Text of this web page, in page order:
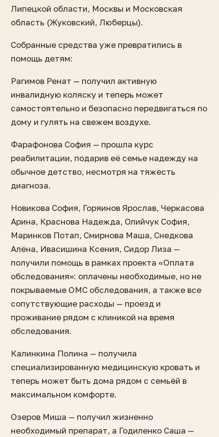
Липецкой области, Москвы и Московская
область (Жуковский, Люберцы).
Собранные средства уже превратились в
помощь детям:
Рагимов Ренат — получил активную
инвалидную коляску и теперь может
самостоятельно и безопасно передвигаться по
дому и гулять на свежем воздухе.
Фарафонова София — прошла курс
реабилитации, подарив её семье надежду на
обычное детство, несмотря на тяжесть
диагноза.
Новикова София, Горяинов Ярослав, Черкасова
Арина, Краснова Надежда, Олийчук София,
Маринков Потап, Смирнова Маша, Снедкова
Алёна, Ивасишина Ксения, Сидор Лиза —
получили помощь в рамках проекта «Оплата
обследования»: оплачены необходимые, но не
покрываемые ОМС обследования, а также все
сопутствующие расходы — проезд и
проживание рядом с клиникой на время
обследования.
Калинкина Полина — получила
специализированную медицинскую кровать и
теперь может быть дома рядом с семьёй в
максимальном комфорте.
Озеров Миша — получил жизненно
необходимый препарат, а Годиленко Саша —